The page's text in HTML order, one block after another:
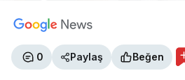
0 Paylaş Beğen